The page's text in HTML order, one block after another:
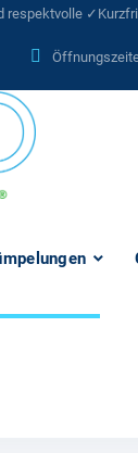
respektvolle